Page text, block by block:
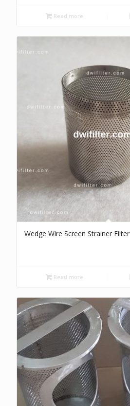
Read more
Wedge Wire Screen Strainer Filter
Read more